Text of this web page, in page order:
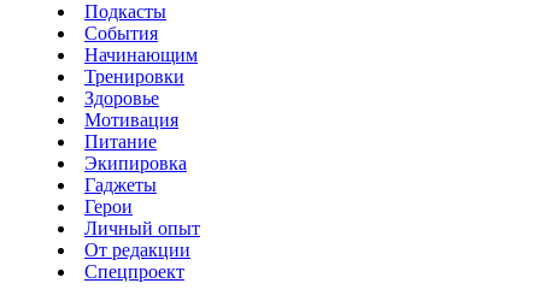
Подкасты
События
Начинающим
Тренировки
Здоровье
Мотивация
Питание
Экипировка
Гаджеты
Герои
Личный опыт
От редакции
Спецпроект